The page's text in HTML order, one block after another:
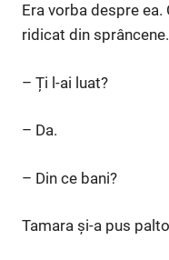
Era vorba despre ea.
ridicat din sprâncene.
– Ți l-ai luat?
– Da.
– Din ce bani?
Tamara și-a pus